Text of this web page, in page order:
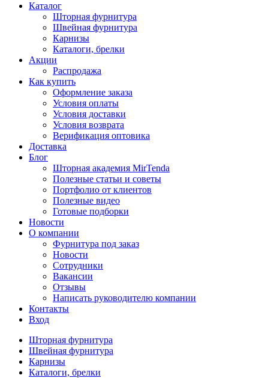
Каталог
Шторная фурнитура
Швейная фурнитура
Карнизы
Каталоги, брелки
Акции
Распродажа
Как купить
Оформление заказа
Условия оплаты
Условия доставки
Условия возврата
Верификация оптовика
Доставка
Блог
Шторная академия MirTenda
Полезные статьи и советы
Портфолио от клиентов
Полезные видео
Готовые подборки
Новости
О компании
Фурнитура под заказ
Новости
Сотрудники
Вакансии
Отзывы
Написать руководителю компании
Контакты
Вход
Шторная фурнитура
Швейная фурнитура
Карнизы
Каталоги, брелки